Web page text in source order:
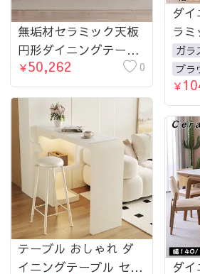
ダ
ラミ
人
130
れ
ガラ
ブラ
￥
無垢材セラミック天板
円形ダイニングテーブ
ル フレンチヴィンテー
ジ風 小さめサイズ リ
ビングダイニング兼用
hjj-3676
￥50,262 0
テーブル おしゃれ ダ
イニングテーブル セラ
ダ